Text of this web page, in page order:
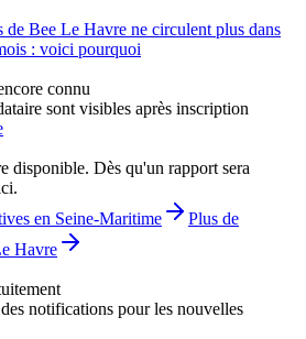
de Bee Le Havre ne circulent plus dans
: voici pourquoi
connu
sont visibles après inscription
disponible. Dès qu'un rapport sera
en Seine-Maritime
Plus de
Havre
notifications pour les nouvelles